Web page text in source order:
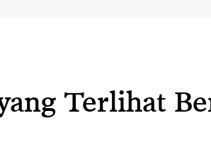
Terlihat